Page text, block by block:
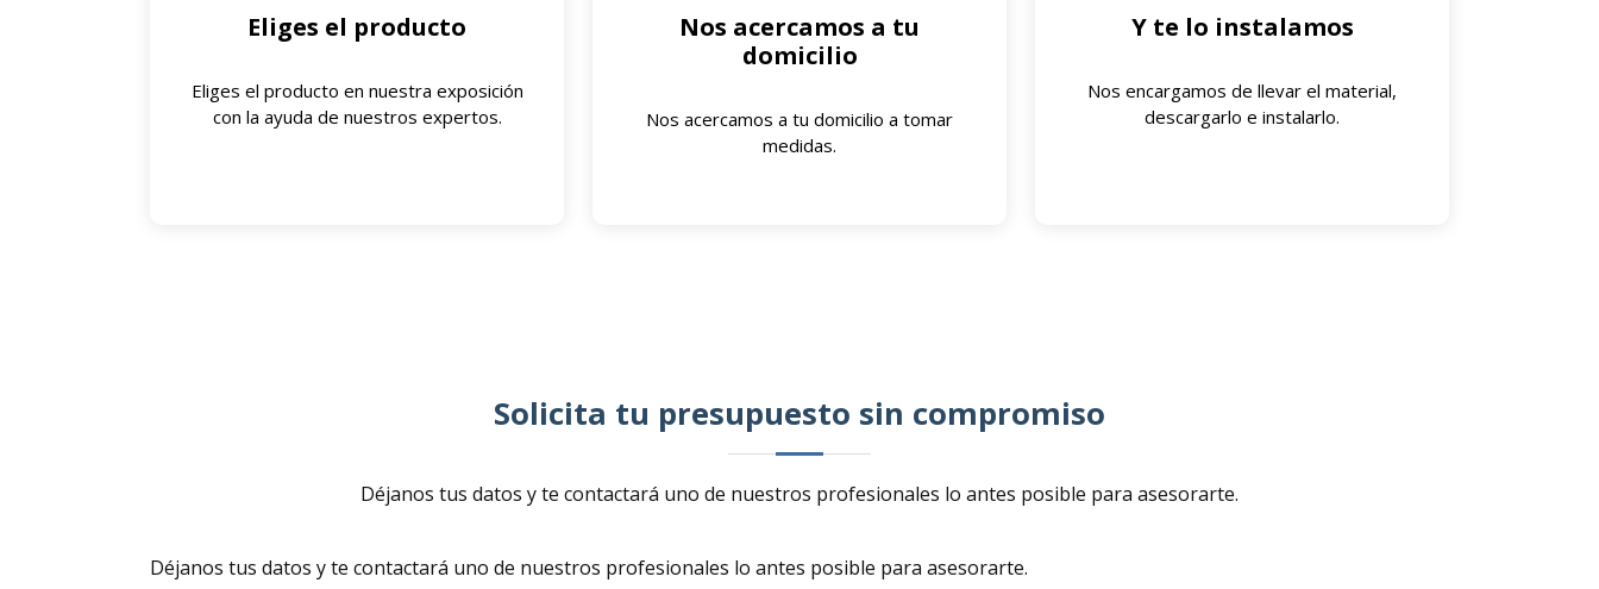
Eliges el producto
Eliges el producto en nuestra exposición
con la ayuda de nuestros expertos.
Nos acercamos a tu
domicilio
Nos acercamos a tu domicilio a tomar
medidas.
Y te lo instalamos
Nos encargamos de llevar el material,
descargarlo e instalarlo.
Solicita tu presupuesto sin compromiso
Déjanos tus datos y te contactará uno de nuestros profesionales lo antes posible para asesorarte.
Déjanos tus datos y te contactará uno de nuestros profesionales lo antes posible para asesorarte.